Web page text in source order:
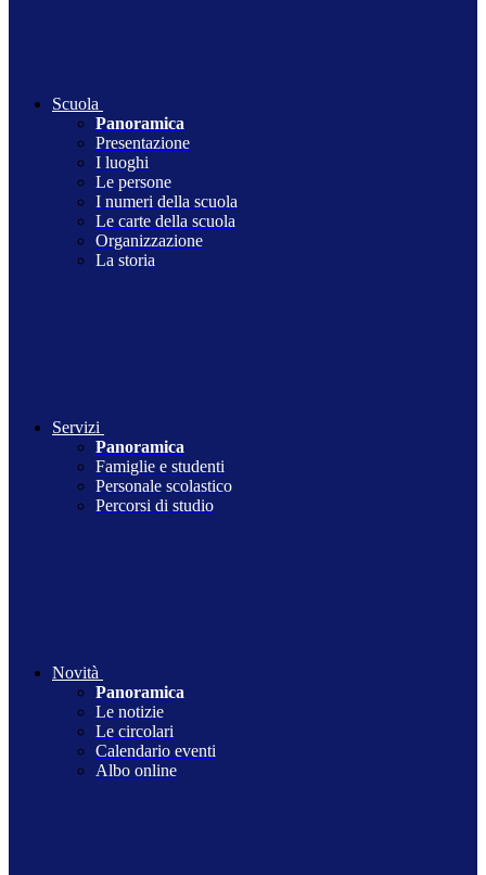
Scuola
Panoramica
Presentazione
I luoghi
Le persone
I numeri della scuola
Le carte della scuola
Organizzazione
La storia
Servizi
Panoramica
Famiglie e studenti
Personale scolastico
Percorsi di studio
Novità
Panoramica
Le notizie
Le circolari
Calendario eventi
Albo online